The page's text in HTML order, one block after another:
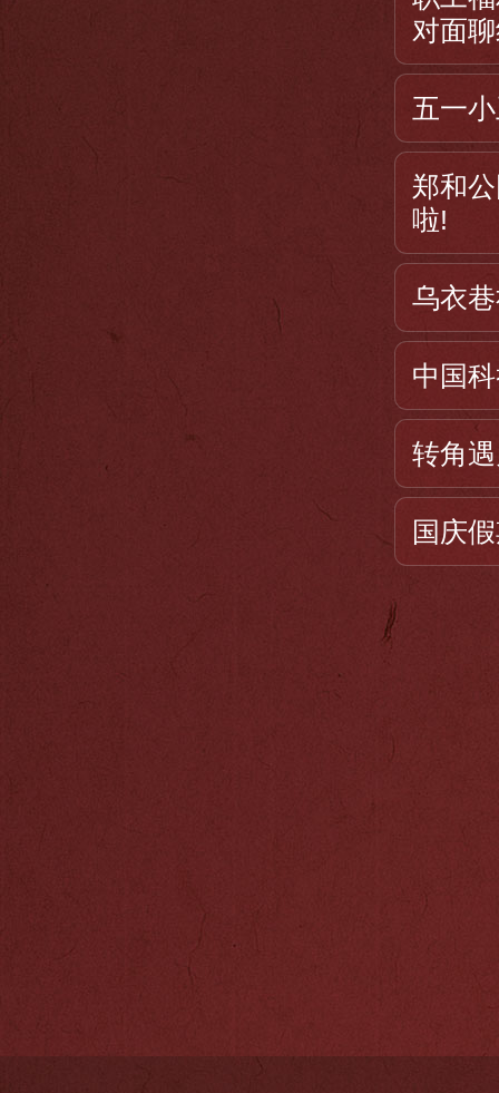
办了一场公益
仪。
对面
五一
郑和
啦!
乌衣
中国
转角
国庆